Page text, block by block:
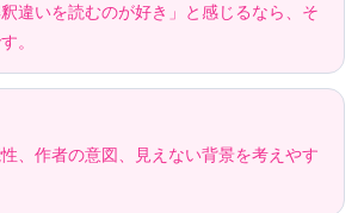
釈違いを読むのが好き」と感じるなら、そ
。
、作者の意図、見えない背景を考えやす